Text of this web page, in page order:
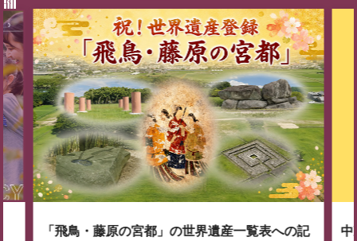
「飛鳥・藤原の宮都」の世界遺産一覧表への記
中